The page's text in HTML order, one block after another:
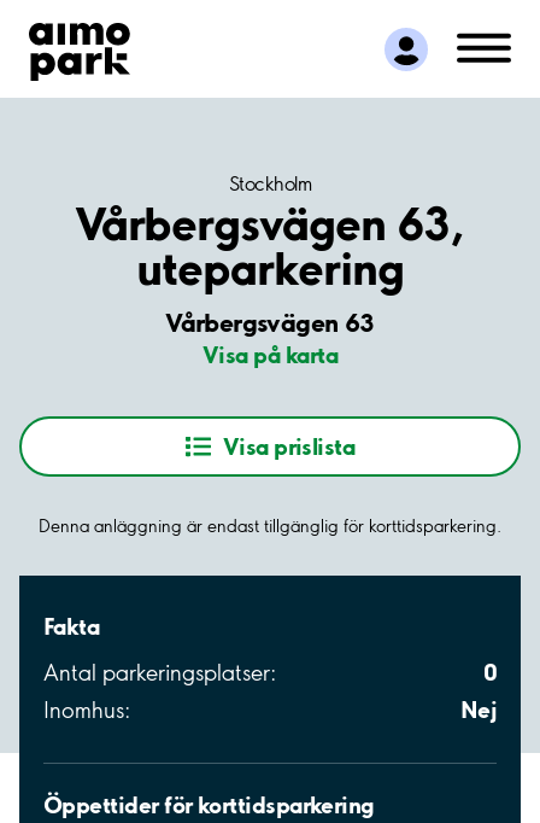
Hitta parkering
Samarbete
Kundservice
Stockholm
Vårbergsvägen 63,
uteparkering
Vårbergsvägen 63
Visa på karta
Visa prislista
Denna anläggning är endast tillgänglig för korttidsparkering.
Fakta
Antal parkeringsplatser: 0
Inomhus: Nej
Öppettider för korttidsparkering